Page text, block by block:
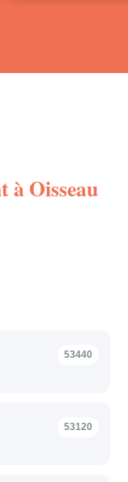
àOisseau
53440
53120